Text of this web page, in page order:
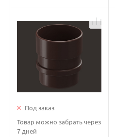
Под заказ
Товар можно забрать через
7 дней